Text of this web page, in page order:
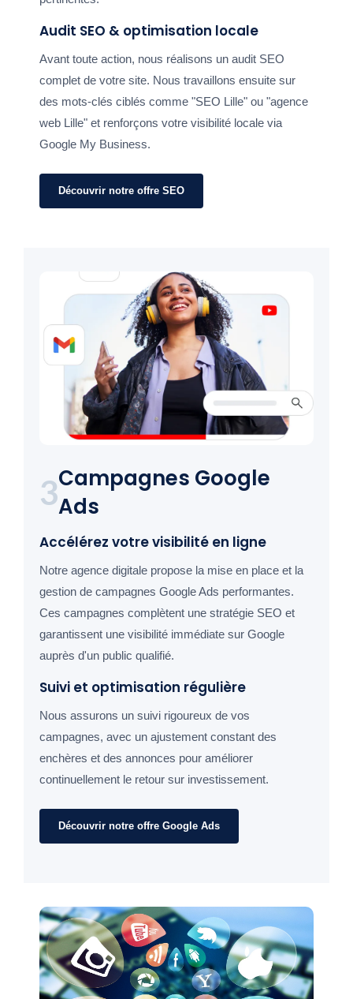
Audit SEO & optimisation locale
Avant toute action, nous réalisons un audit SEO
complet de votre site. Nous travaillons ensuite sur
des mots-clés ciblés comme "SEO Lille" ou "agence
web Lille" et renforçons votre visibilité locale via
Google My Business.
Découvrir notre offre SEO
3Campagnes Google
Ads
Accélérez votre visibilité en ligne
Notre agence digitale propose la mise en place et la
gestion de campagnes Google Ads performantes.
Ces campagnes complètent une stratégie SEO et
garantissent une visibilité immédiate sur Google
auprès d'un public qualifié.
Suivi et optimisation régulière
Nous assurons un suivi rigoureux de vos
campagnes, avec un ajustement constant des
enchères et des annonces pour améliorer
continuellement le retour sur investissement.
Découvrir notre offre Google Ads